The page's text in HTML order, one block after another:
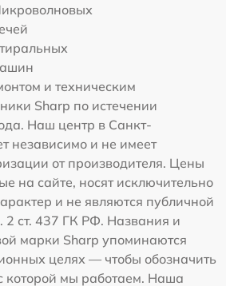
и техническим
Sharp по истечении
Наш центр в Санкт-
независимо и не имеет
от производителя. Цены
на сайте, носят исключительно
и не являются публичной
2 ст. 437 ГК РФ. Названия и
марки Sharp упоминаются
целях — чтобы обозначить
которой мы работаем. Наша